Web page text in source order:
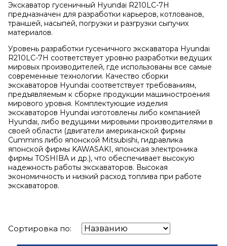
Экскаватор гусеничный Hyundai R210LC-7H
предназначен для разработки карьеров, котлованов,
траншей, насыпей, погрузки и разгрузки сыпучих
материалов.
Уровень разработки гусеничного экскаватора Hyundai
R210LC-7H соответствует уровню разработки ведущих
мировых производителей, где использованы все самые
современные технологии. Качество сборки
экскаваторов Hyundai соответствует требованиям,
предъявляемым к сборке продукции машиностроения
мирового уровня. Комплектующие изделия
экскаваторов Hyundai изготовлены либо компанией
Hyundai, либо ведущими мировыми производителями в
своей области (двигатели американской фирмы
Cummins либо японской Mitsubishi, гидравлика
японской фирмы KAWASAKI, японская электроника
фирмы TOSHIBA и др.), что обеспечивает высокую
надежность работы экскаваторов. Высокая
экономичность и низкий расход топлива при работе
экскаваторов.
Сортировка по: